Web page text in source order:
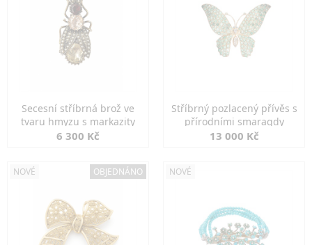
Secesní stříbrná brož ve
tvaru hmyzu s markazity
6 300 Kč
Stříbrný pozlacený přívěs s
přírodními smaragdy
13 000 Kč
NOVÉ OBJEDNÁNO NOVÉ